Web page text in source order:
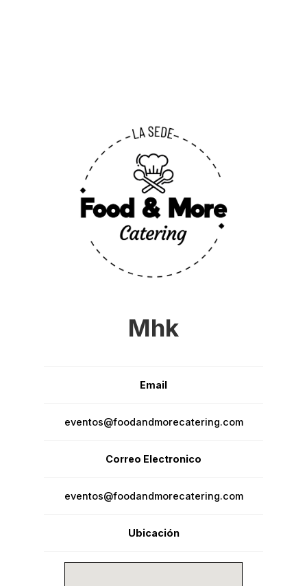
Mhk
Email
eventos@foodandmorecatering.com
Correo Electronico
eventos@foodandmorecatering.com
Ubicación